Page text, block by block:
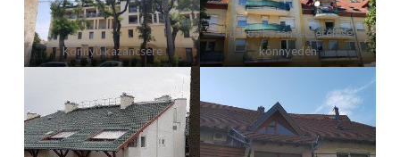
Könnyű kazáncsere
Turbós kazán lecserélése
könnyedén